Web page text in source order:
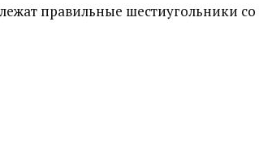
правильные шестиугольники